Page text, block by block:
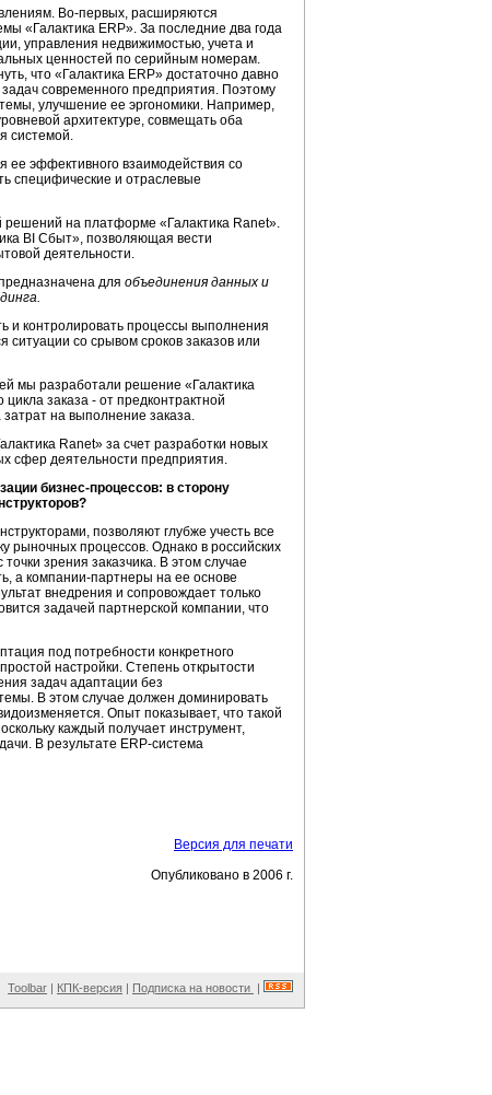
Во-первых, расширяются
«Галактика ERP». За последние два года
управления недвижимостью, учета и
ценностей по серийным номерам.
что «Галактика ERP» достаточно давно
современного предприятия. Поэтому
улучшение ее эргономики. Например,
архитектуре, совмещать оба
системой.
ее эффективного взаимодействия со
специфические и отраслевые
решений на платформе «Галактика Ranet».
BI Сбыт», позволяющая вести
деятельности.
для объединения данных и
и контролировать процессы выполнения
ситуации со срывом сроков заказов или
мы разработали решение «Галактика
заказа - от предконтрактной
затрат на выполнение заказа.
Ranet» за счет разработки новых
сфер деятельности предприятия.
бизнес-процессов: в сторону
позволяют глубже учесть все
рыночных процессов. Однако в российских
зрения заказчика. В этом случае
а компании-партнеры на ее основе
внедрения и сопровождает только
задачей партнерской компании, что
под потребности конкретного
настройки. Степень открытости
задач адаптации без
В этом случае должен доминировать
Опыт показывает, что такой
каждый получает инструмент,
В результате ERP-система
Версия для печати
Опубликовано в 2006 г.
Toolbar | КПК-версия | Подписка на новости |